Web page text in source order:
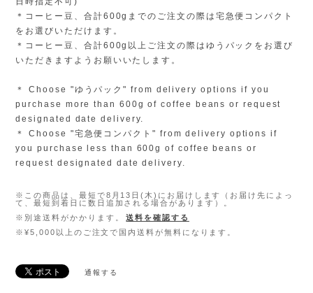
＊コーヒー豆、合計600gまでのご注文の際は宅急便コンパクト
をお選びいただけます。
＊コーヒー豆、合計600g以上ご注文の際はゆうパックをお選び
いただきますようお願いいたします。
＊ Choose "ゆうパック" from delivery options if you
purchase more than 600g of coffee beans or request
designated date delivery.
＊ Choose "宅急便コンパクト" from delivery options if
you purchase less than 600g of coffee beans or
request designated date delivery.
※この商品は、最短で8月13日(木)にお届けします（お届け先によっ
て、最短到着日に数日追加される場合があります）。
※別途送料がかかります。
送料を確認する
※¥5,000以上のご注文で国内送料が無料になります。
通報する